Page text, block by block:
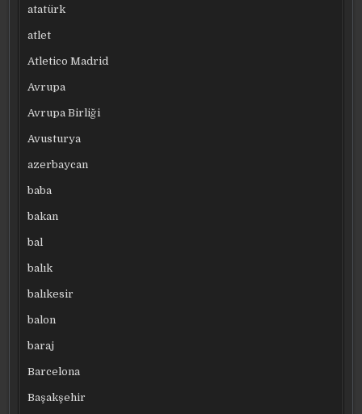
atatürk
atlet
Atletico Madrid
Avrupa
Avrupa Birliği
Avusturya
azerbaycan
baba
bakan
bal
balık
balıkesir
balon
baraj
Barcelona
Başakşehir